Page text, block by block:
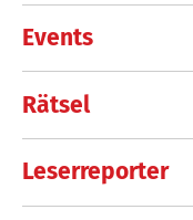
Events
Rätsel
Leserreporter